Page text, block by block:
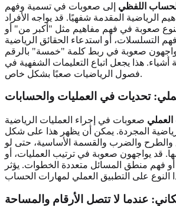
اللفظي إلى صعوبات في تسمية وفهم
الرياضية المقدمة شفهيًا. قد يواجه الأفراد
صعوبة في فهم مفاهيم مثل "أكبر من" أو
التسلسلات، أو استدعاء الحقائق الرياضية
صعوبة في ربط كلمة "خمسة" بالرقم
أشياء. هذا يجعل اتباع التعليمات الشفهية في
فصول الرياضيات صعبًا بشكل خاص.
تحديات في العمليات والحسابات
صعوبات في إجراء العمليات الرياضية
المجردة. يمكن أن يظهر هذا على شكل
والضرب والقسمة الأساسية، حتى لو
قد يواجهون صعوبة في ترتيب العمليات، أو
أو فهم منطق المسائل متعددة الخطوات. يؤثر
عندما لا تتصل الأرقام والمساحة